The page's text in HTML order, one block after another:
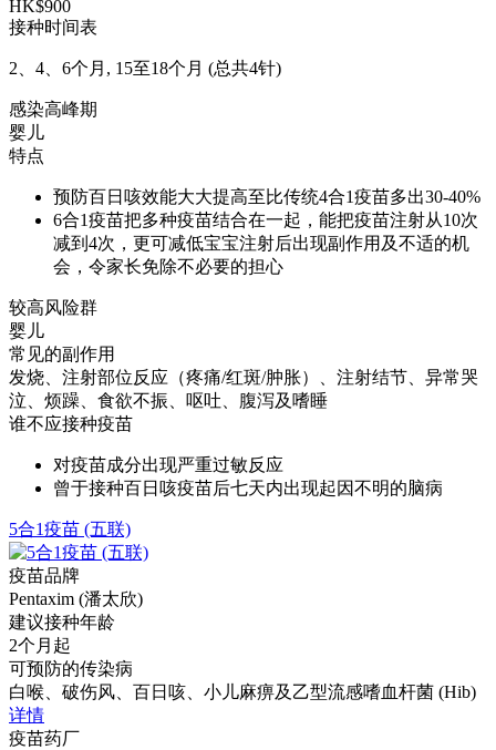
HK$900
接种时间表
2、4、6个月, 15至18个月 (总共4针)
感染高峰期
婴儿
特点
预防百日咳效能大大提高至比传统4合1疫苗多出30-40%
6合1疫苗把多种疫苗结合在一起，能把疫苗注射从10次
减到4次，更可减低宝宝注射后出现副作用及不适的机
会，令家长免除不必要的担心
较高风险群
婴儿
常见的副作用
发烧、注射部位反应（疼痛/红斑/肿胀）、注射结节、异常哭
泣、烦躁、食欲不振、呕吐、腹泻及嗜睡
谁不应接种疫苗
对疫苗成分出现严重过敏反应
曾于接种百日咳疫苗后七天内出现起因不明的脑病
5合1疫苗 (五联)
疫苗品牌
Pentaxim (潘太欣)
建议接种年龄
2个月起
可预防的传染病
白喉、破伤风、百日咳、小儿麻痹及乙型流感嗜血杆菌 (Hib)
详情
疫苗药厂